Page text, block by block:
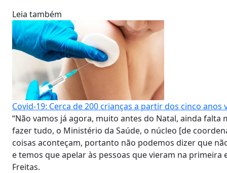
Leia também
Covid-19: Cerca de 200 crianças a partir dos cinco anos
“Não vamos já agora, muito antes do Natal, ainda
fazer tudo, o Ministério da Saúde, o núcleo [de
coisas aconteçam, portanto não podemos dizer que
e temos que apelar às pessoas que vieram na
Freitas.